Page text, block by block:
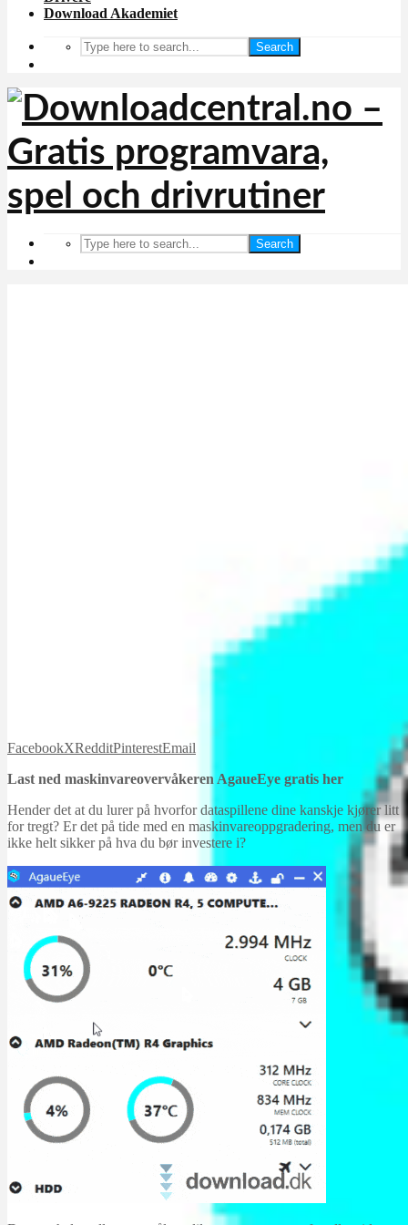
Download Akademiet
Search
Search
FacebookXRedditPinterestEmail
Last ned maskinvareovervåkeren AgaueEye gratis her
Hender det at du lurer på hvorfor dataspillene dine kanskje kjører litt
for tregt? Er det på tide med en maskinvareoppgradering, men du er
ikke helt sikker på hva du bør investere i?